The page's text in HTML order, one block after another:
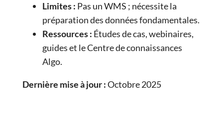
Limites : Pas un WMS ; nécessite la
préparation des données fondamentales.
Ressources : Études de cas, webinaires,
guides et le Centre de connaissances
Algo.
Dernière mise à jour :Octobre 2025